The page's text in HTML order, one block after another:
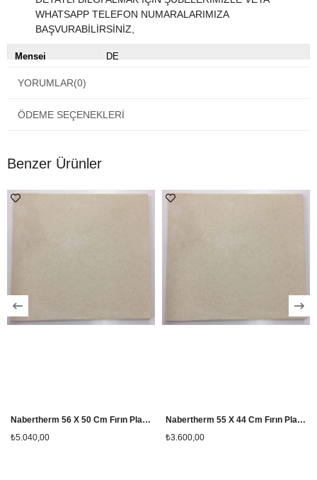
WHATSAPP TELEFON NUMARALARIMIZA
BAŞVURABİLİRSİNİZ,
Menşei DE
Renk
YORUMLAR(0)
ÖDEME SEÇENEKLERI
Benzer Ürünler
Nabertherm 56 X 50 Cm Fırın Plakası
₺5.040,00
Nabertherm 55 X 44 Cm Fırın Plakası
₺3.600,00